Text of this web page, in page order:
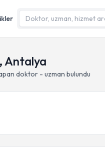
Antalya
doktor - uzman bulundu